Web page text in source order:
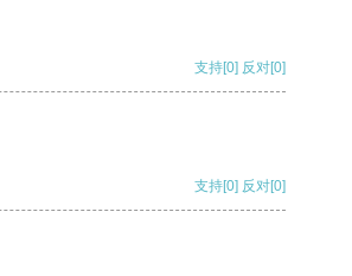
支持[0] 反对[0]
支持[0] 反对[0]